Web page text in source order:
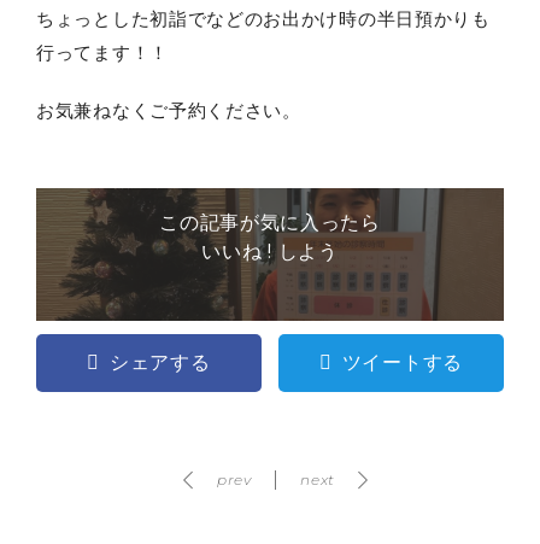
ちょっとした初詣でなどのお出かけ時の半日預かりも
行ってます！！
お気兼ねなくご予約ください。
この記事が気に入ったら
いいね ! しよう
シェアする ツイートする
prev next